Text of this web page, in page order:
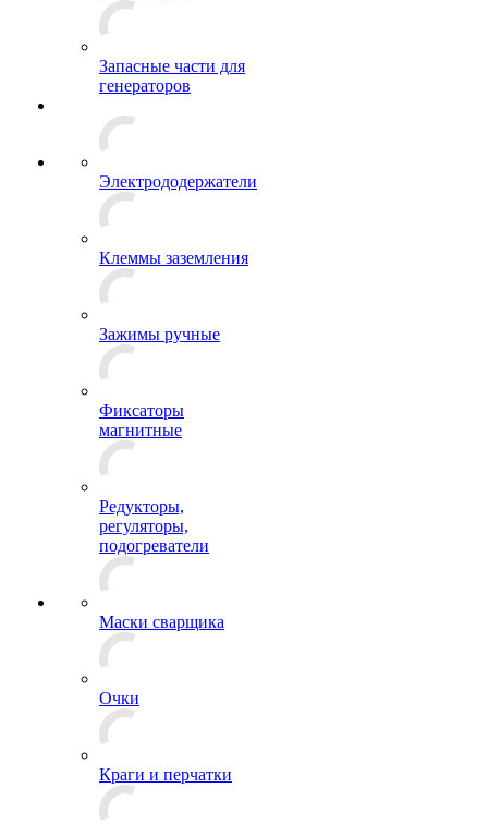
Запасные части для
генераторов
Электрододержатели
Клеммы заземления
Зажимы ручные
Фиксаторы
магнитные
Редукторы,
регуляторы,
подогреватели
Маски сварщика
Очки
Краги и перчатки